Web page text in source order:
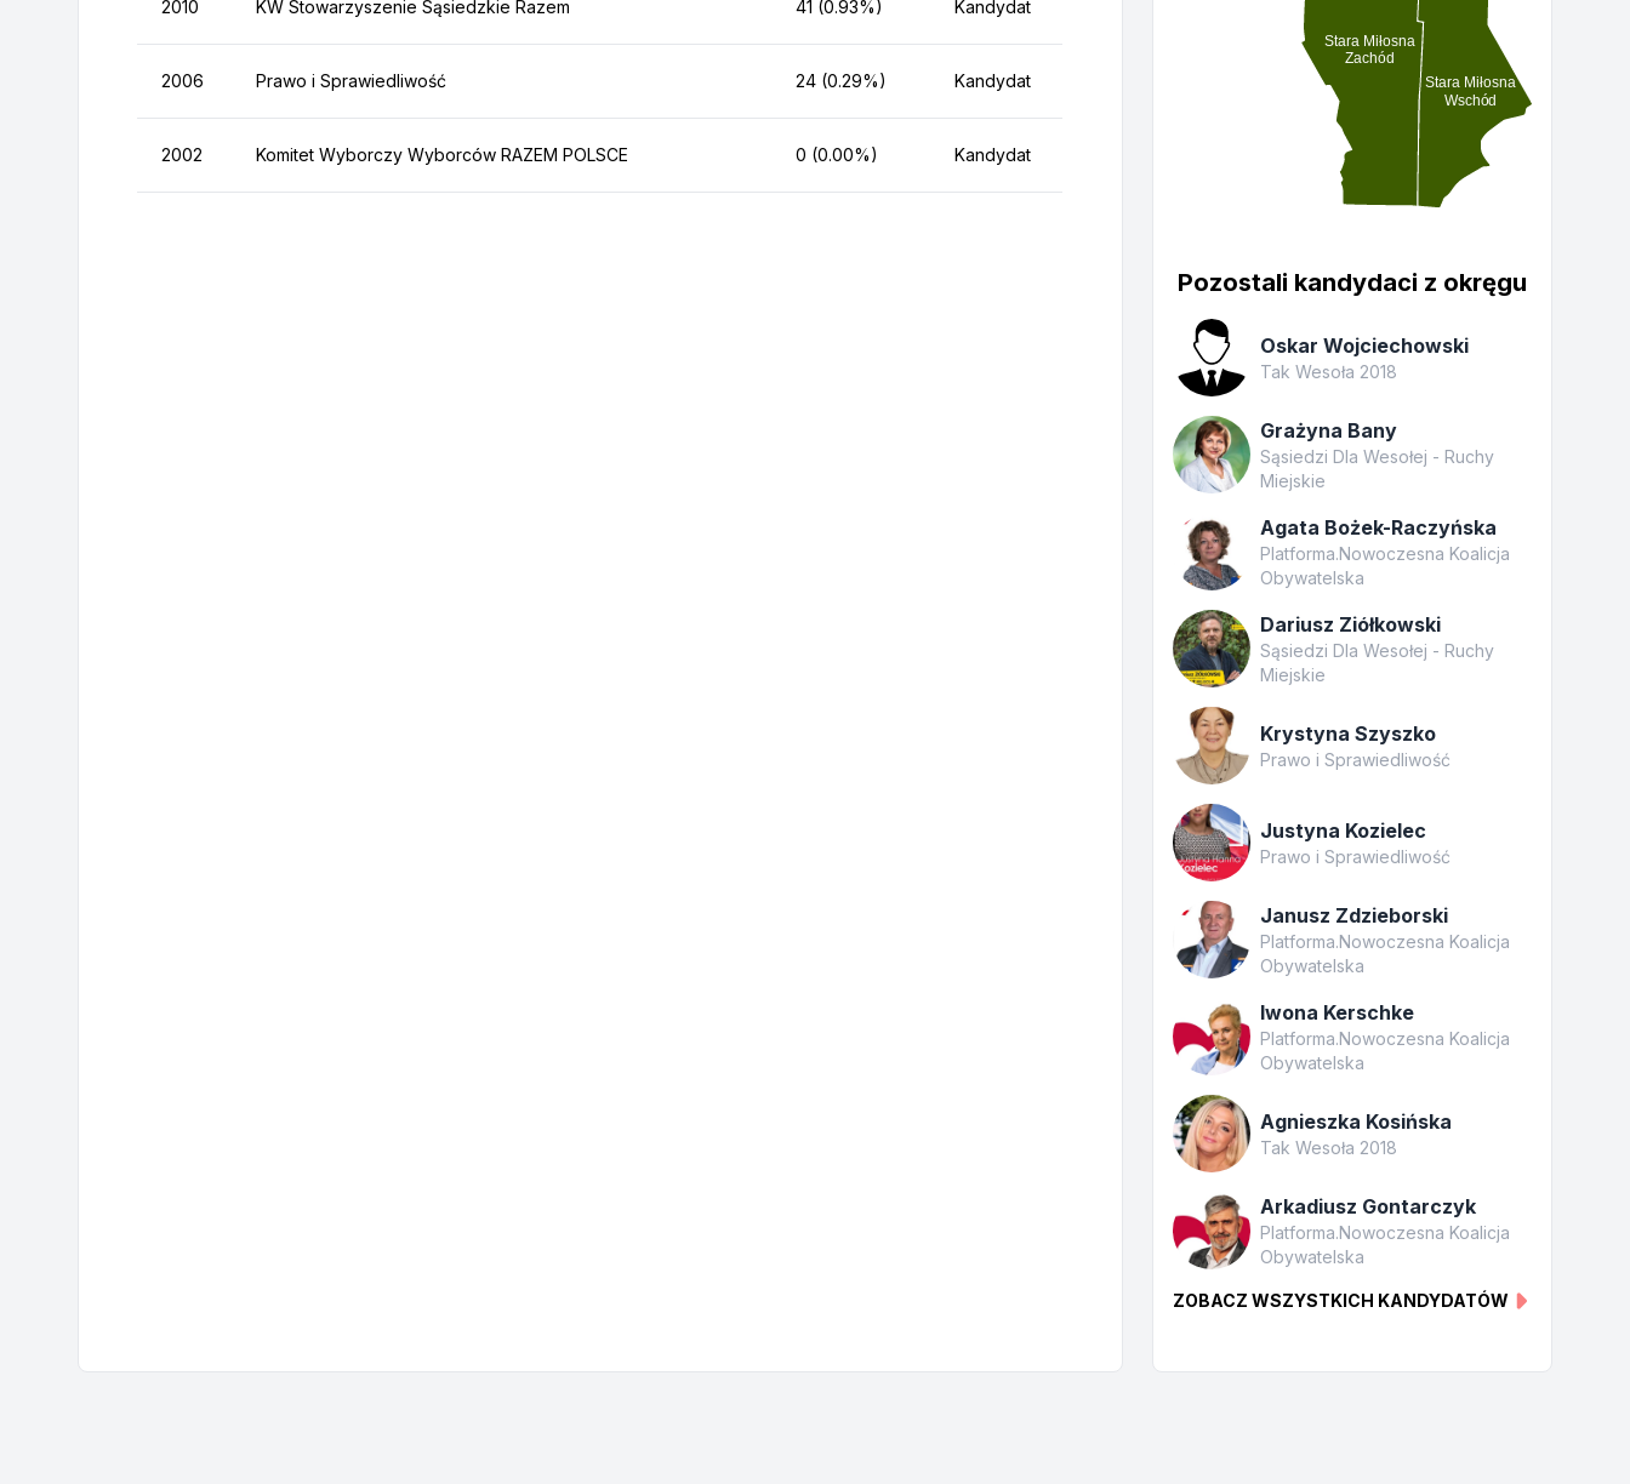
2010 KW Stowarzyszenie Sąsiedzkie Razem 41 (0.93%) Kandydat
2006 Prawo i Sprawiedliwość 24 (0.29%) Kandydat
2002 Komitet Wyborczy Wyborców RAZEM POLSCE 0 (0.00%) Kandydat
Stara Miłosna
Wschód
Stara Miłosna
Zachód
Pozostali kandydaci z okręgu
Oskar Wojciechowski
Tak Wesoła 2018
Grażyna Bany
Sąsiedzi Dla Wesołej - Ruchy
Miejskie
Agata Bożek-Raczyńska
Platforma.Nowoczesna Koalicja
Obywatelska
Dariusz Ziółkowski
Sąsiedzi Dla Wesołej - Ruchy
Miejskie
Krystyna Szyszko
Prawo i Sprawiedliwość
Justyna Kozielec
Prawo i Sprawiedliwość
Janusz Zdzieborski
Platforma.Nowoczesna Koalicja
Obywatelska
Iwona Kerschke
Platforma.Nowoczesna Koalicja
Obywatelska
Agnieszka Kosińska
Tak Wesoła 2018
Arkadiusz Gontarczyk
Platforma.Nowoczesna Koalicja
Obywatelska
ZOBACZ WSZYSTKICH KANDYDATÓW